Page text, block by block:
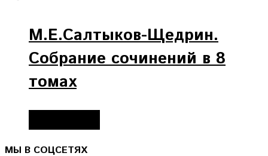
М.Е.Салтыков-Щедрин.
Собрание сочинений в 8
томах
МЫ В СОЦСЕТЯХ